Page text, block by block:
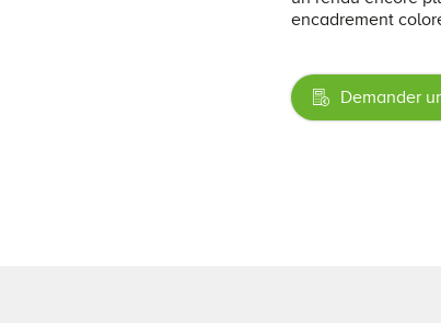
encadrement
Demander